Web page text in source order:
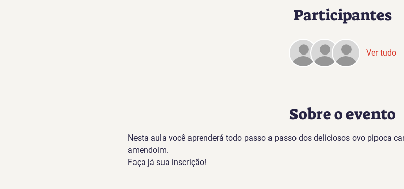
Participantes
Ver tudo
Sobre o evento
Nesta aula você aprenderá todo passo a passo dos deliciosos ovo pipoca
amendoim.
Faça já sua inscrição!